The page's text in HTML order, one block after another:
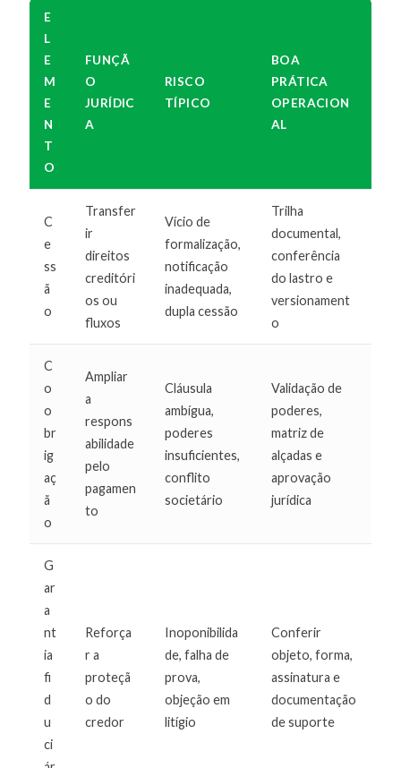
E
L
E
M
E
N
T
O
FUNÇÃ
O
JURÍDIC
A
RISCO
TÍPICO
BOA
PRÁTICA
OPERACION
AL
C
e
ss
ã
o
Transfer
ir
direitos
creditóri
os ou
fluxos
Vício de
formalização,
notificação
inadequada,
dupla cessão
Trilha
documental,
conferência
do lastro e
versionament
o
C
o
o
br
ig
aç
ã
o
Ampliar
a
respons
abilidade
pelo
pagamen
to
Cláusula
ambígua,
poderes
insuficientes,
conflito
societário
Validação de
poderes,
matriz de
alçadas e
aprovação
jurídica
G
ar
a
nt
ia
fi
d
u
ci
Reforça
r a
proteçã
o do
credor
Inoponibilida
de, falha de
prova,
objeção em
litígio
Conferir
objeto, forma,
assinatura e
documentação
de suporte